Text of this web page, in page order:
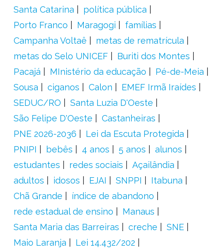
Santa Catarina
política pública
Porto Franco
Maragogi
famílias
Campanha Voltaê
metas de rematrícula
metas do Selo UNICEF
Buriti dos Montes
Pacajá
MInistério da educação
Pé-de-Meia
Sousa
ciganos Calon
EMEF Irmã Iraídes
SEDUC/RO
Santa Luzia D'Oeste
São Felipe D'Oeste
Castanheiras
PNE 2026-2036
Lei da Escuta Protegida
PNIPI
bebês 4 anos 5 anos
alunos
estudantes
redes sociais
Açailândia
adultos
idosos EJAI SNPPI
Itabuna
Chã Grande
índice de abandono
rede estadual de ensino
Manaus
Santa Maria das Barreiras
creche
SNE
Maio Laranja
Lei 14.432/202